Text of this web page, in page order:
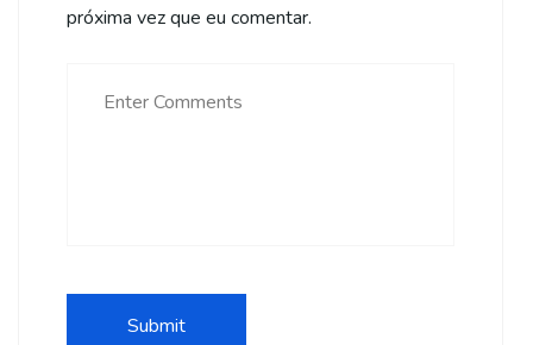
próxima vez que eu comentar.